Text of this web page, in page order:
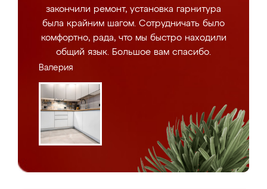
закончили ремонт, установка гарнитура
была крайним шагом. Сотрудничать было
комфортно, рада, что мы быстро находили
общий язык. Большое вам спасибо.
Валерия